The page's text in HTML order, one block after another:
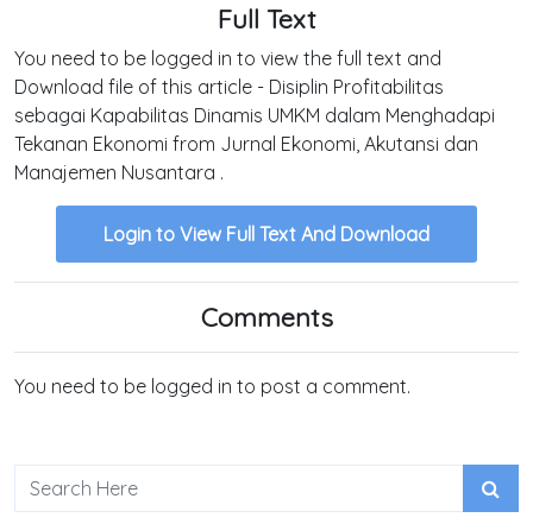
Full Text
You need to be logged in to view the full text and
Download file of this article - Disiplin Profitabilitas
sebagai Kapabilitas Dinamis UMKM dalam Menghadapi
Tekanan Ekonomi from Jurnal Ekonomi, Akutansi dan
Manajemen Nusantara .
Login to View Full Text And Download
Comments
You need to be logged in to post a comment.